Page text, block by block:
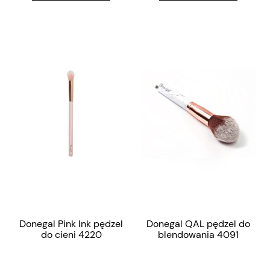
Donegal Pink Ink pędzel
do cieni 4220
Donegal QAL pędzel do
blendowania 4091